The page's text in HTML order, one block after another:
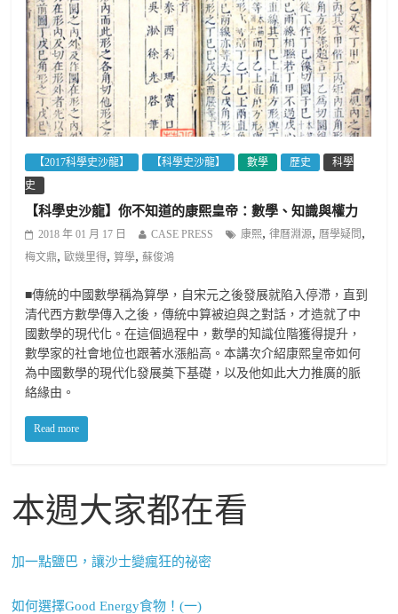
【2017科學史沙龍】 【科學史沙龍】 數學 歷史
科學
史
【科學史沙龍】你不知道的康熙皇帝：數學、知識與權力
2018 年 01 月 17 日 CASE PRESS 康熙,律曆淵源, 曆學疑問 ,
梅文鼎,歐幾里得,算學,蘇俊鴻
■傳統的中國數學稱為算學，自宋元之後發展就陷入停滯，直到
清代西方數學傳入之後，傳統中算被迫與之對話，才造就了中
國數學的現代化。在這個過程中，數學的知識位階獲得提升，
數學家的社會地位也跟著水漲船高。本講次介紹康熙皇帝如何
為中國數學的現代化發展奠下基礎，以及他如此大力推廣的脈
絡緣由。
Read more
本週大家都在看
加一點鹽巴，讓沙士變瘋狂的祕密
如何選擇Good Energy食物！(一)